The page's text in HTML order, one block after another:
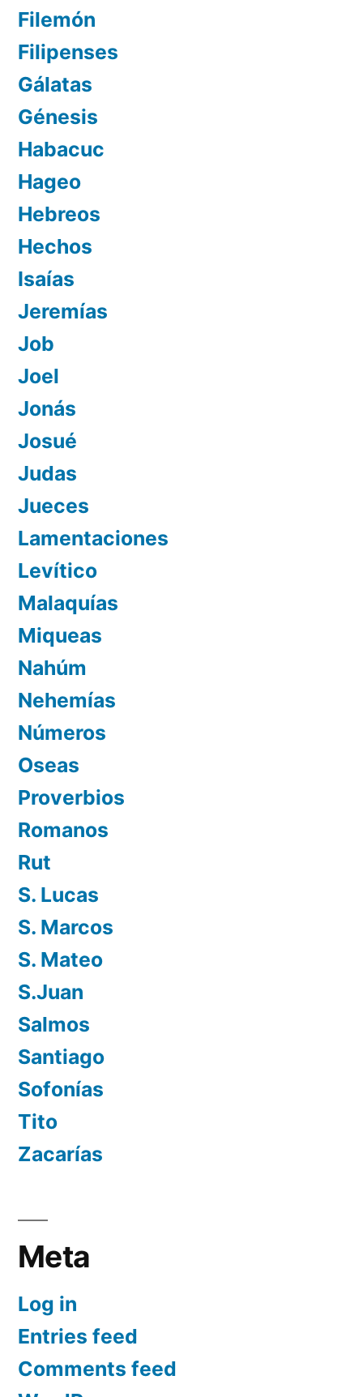
Filemón
Filipenses
Gálatas
Génesis
Habacuc
Hageo
Hebreos
Hechos
Isaías
Jeremías
Job
Joel
Jonás
Josué
Judas
Jueces
Lamentaciones
Levítico
Malaquías
Miqueas
Nahúm
Nehemías
Números
Oseas
Proverbios
Romanos
Rut
S. Lucas
S. Marcos
S. Mateo
S.Juan
Salmos
Santiago
Sofonías
Tito
Zacarías
Meta
Log in
Entries feed
Comments feed